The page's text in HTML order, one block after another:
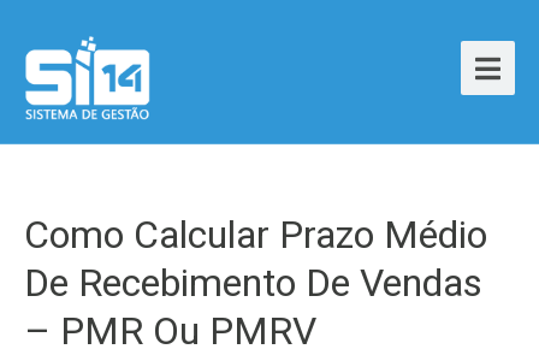
Como Calcular Prazo Médio
De Recebimento De Vendas
– PMR Ou PMRV